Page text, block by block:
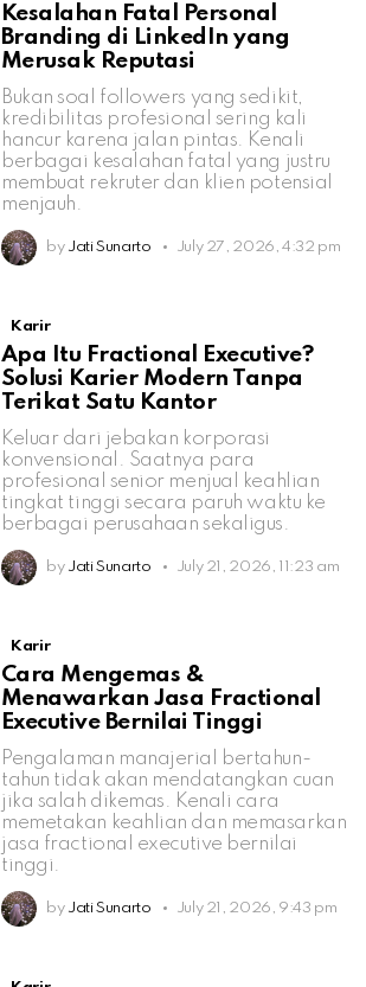
Kesalahan Fatal Personal
Branding di LinkedIn yang
Merusak Reputasi
Bukan soal followers yang sedikit,
kredibilitas profesional sering kali
hancur karena jalan pintas. Kenali
berbagai kesalahan fatal yang justru
membuat rekruter dan klien potensial
menjauh.
by Jati Sunarto July 27, 2026, 4:32 pm
Karir
Apa Itu Fractional Executive?
Solusi Karier Modern Tanpa
Terikat Satu Kantor
Keluar dari jebakan korporasi
konvensional. Saatnya para
profesional senior menjual keahlian
tingkat tinggi secara paruh waktu ke
berbagai perusahaan sekaligus.
by Jati Sunarto July 21, 2026, 11:23 am
Karir
Cara Mengemas &
Menawarkan Jasa Fractional
Executive Bernilai Tinggi
Pengalaman manajerial bertahun-
tahun tidak akan mendatangkan cuan
jika salah dikemas. Kenali cara
memetakan keahlian dan memasarkan
jasa fractional executive bernilai
tinggi.
by Jati Sunarto July 21, 2026, 9:43 pm